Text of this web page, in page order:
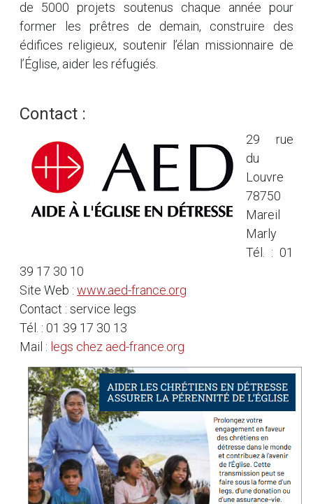
de 5000 projets soutenus chaque année pour
former les prêtres de demain, construire des
édifices religieux, soutenir l’élan missionnaire de
l’Église, aider les réfugiés.
Contact :
29 rue
du
Louvre
78750
Mareil
Marly
Tél. : 01
39 17 30 10
Site Web : www.aed-france.org
Contact : service legs
Tél. : 01 39 17 30 13
Mail : legs chez aed-france.org